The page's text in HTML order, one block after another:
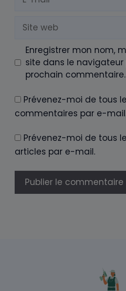
mail
Site
web
Enregistrer mon nom,
site dans le navigateur
prochain commentaire.
Prévenez-moi de tous
commentaires par e-
Prévenez-moi de tous
articles par e-mail.